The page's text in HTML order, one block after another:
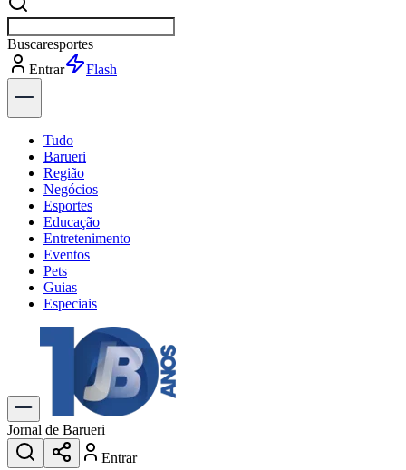
Buscarpolítica
Entrar
Explorar
Tudo
Barueri
Região
Negócios
Esportes
Educação
Entretenimento
Eventos
Pets
Guias
Especiais
Explore Tudo
Últimas Notícias
Previsão do Tempo
Trânsito e Rotas
Dia a Dia & Lazer
Transportes
Gastronomia
Jornal de Barueri
Entrar